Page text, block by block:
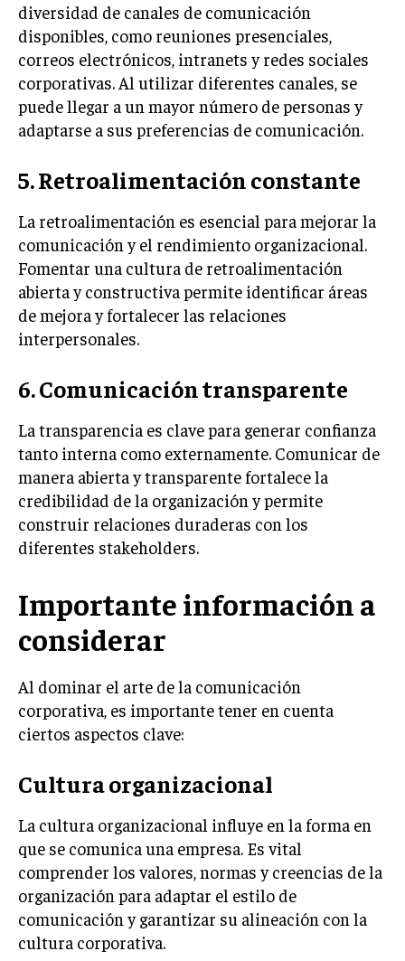
DERECHO EMPRESARIAL Y REGULACIONES
ÉXITO EMPRESARIAL Y CASOS DE ESTUDIO
GOBIERNO CORPORATIVO
NEGOCIOS
ESTRATEGIAS DE NEGOCIOS
MARKETING B2B
MARKETING B2C
FRANQUICIAS
E-COMMERCE
E-COMMERCE Y COMERCIO ELECTRÓNICO
PRECIOS
GESTIÓN DE CRISIS EMPRESARIALES
EMPRESAS Y STARTUPS TECNOLÓGICAS
GESTIÓN DE LA EXPERIENCIA DEL CLIENTE
PROYECTOS
GESTIÓN DE OPERACIONES Y CADENA DE
LOGÍSTICA EMPRESARIAL
CALIDAD Y MEJORA CONTINUA
TALENTOS
COMPENSACIÓN Y BENEFICIOS
RECLUTAMIENTO Y SELECCIÓN
DESARROLLO DE PERSONAL
GESTIÓN DEL DESEMPEÑO
CULTURA Y CLIMA ORGANIZACIONAL
diversidad de canales de comunicación
disponibles, como reuniones presenciales,
correos electrónicos, intranets y redes sociales
corporativas. Al utilizar diferentes canales, se
puede llegar a un mayor número de personas y
adaptarse a sus preferencias de comunicación.
5. Retroalimentación constante
La retroalimentación es esencial para mejorar la
comunicación y el rendimiento organizacional.
Fomentar una cultura de retroalimentación
abierta y constructiva permite identificar áreas
de mejora y fortalecer las relaciones
interpersonales.
6. Comunicación transparente
La transparencia es clave para generar confianza
tanto interna como externamente. Comunicar de
manera abierta y transparente fortalece la
credibilidad de la organización y permite
construir relaciones duraderas con los
diferentes stakeholders.
Importante información a
considerar
Al dominar el arte de la comunicación
corporativa, es importante tener en cuenta
ciertos aspectos clave:
Cultura organizacional
La cultura organizacional influye en la forma en
que se comunica una empresa. Es vital
comprender los valores, normas y creencias de la
organización para adaptar el estilo de
comunicación y garantizar su alineación con la
cultura corporativa.